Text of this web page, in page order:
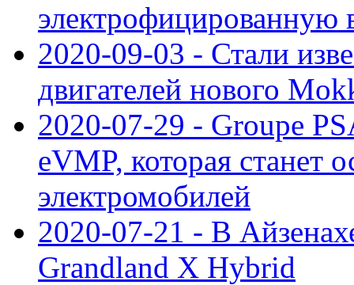
электрофицированную
2020-09-03 - Стали
двигателей нового
2020-07-29 - Groupe
eVMP, которая станет
электромобилей
2020-07-21 - В
Grandland X Hybrid